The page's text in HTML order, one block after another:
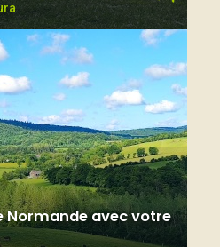
Normande avec votre